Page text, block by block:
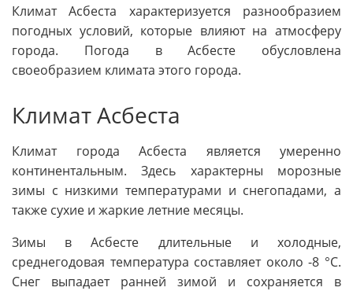
Климат Асбеста характеризуется разнообразием
погодных условий, которые влияют на атмосферу
города. Погода в Асбесте обусловлена
своеобразием климата этого города.
Климат Асбеста
Климат города Асбеста является умеренно
континентальным. Здесь характерны морозные
зимы с низкими температурами и снегопадами, а
также сухие и жаркие летние месяцы.
Зимы в Асбесте длительные и холодные,
среднегодовая температура составляет около -8 °C.
Снег выпадает ранней зимой и сохраняется в